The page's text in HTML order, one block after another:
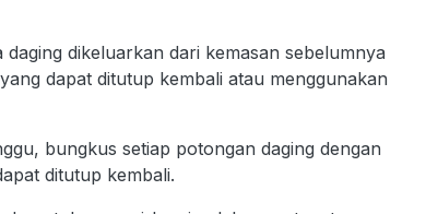
dikeluarkan dari kemasan sebelumnya
dapat ditutup kembali atau menggunakan
bungkus setiap potongan daging dengan
ditutup kembali.